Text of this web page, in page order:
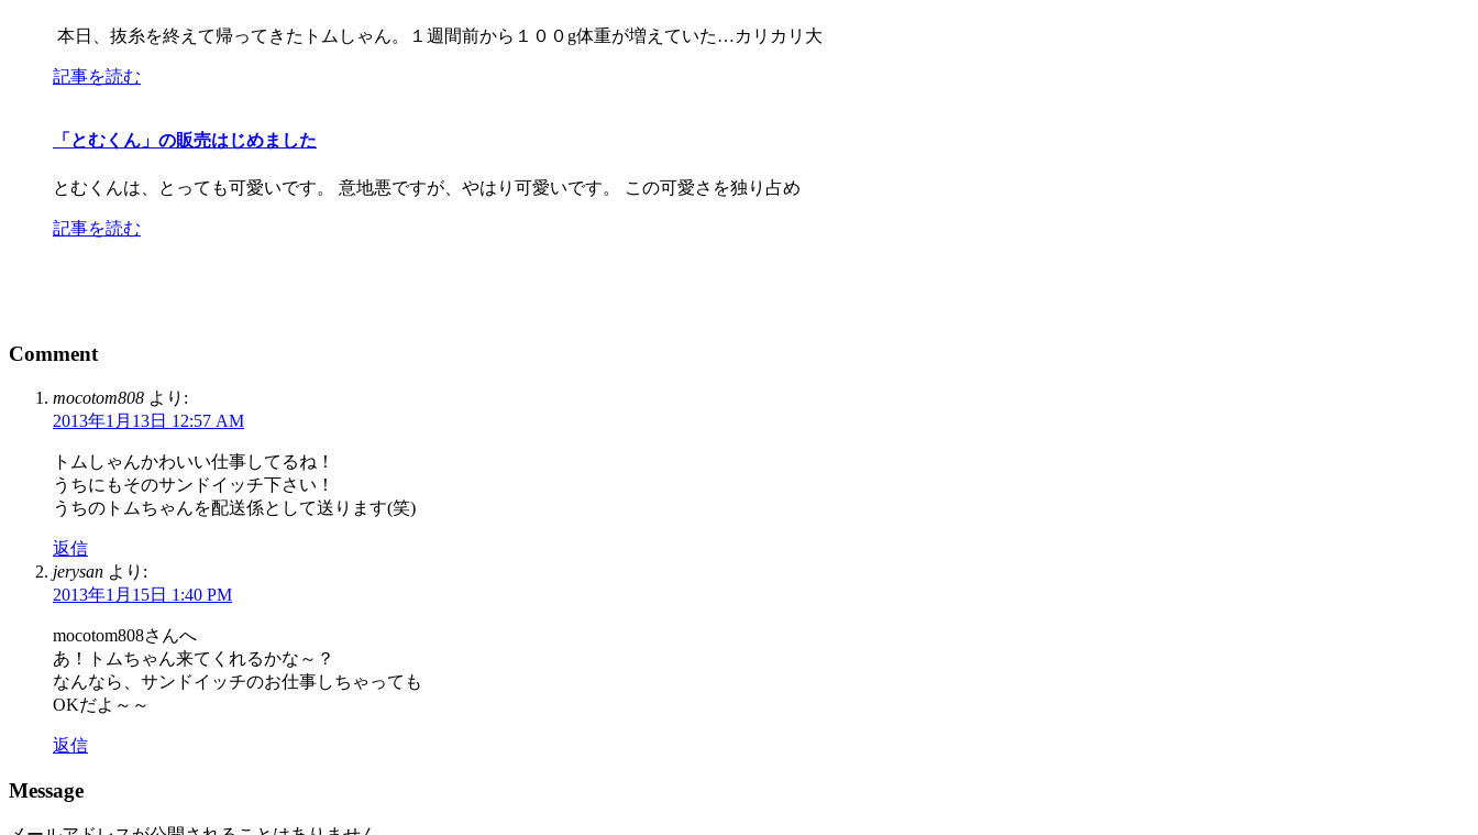
本日、抜糸を終えて帰ってきたトムしゃん。１週間前から１００g体重が増えていた…カリカリ大
記事を読む
「とむくん」の販売はじめました
とむくんは、とっても可愛いです。 意地悪ですが、やはり可愛いです。 この可愛さを独り占め
記事を読む
Comment
mocotom808 より:
2013年1月13日 12:57 AM
トムしゃんかわいい仕事してるね！
うちにもそのサンドイッチ下さい！
うちのトムちゃんを配送係として送ります(笑)
返信
jerysan より:
2013年1月15日 1:40 PM
mocotom808さんへ
あ！トムちゃん来てくれるかな～？
なんなら、サンドイッチのお仕事しちゃっても
OKだよ～～
返信
Message